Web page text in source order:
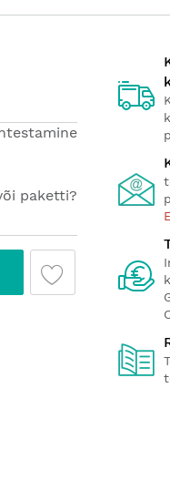
paketti?